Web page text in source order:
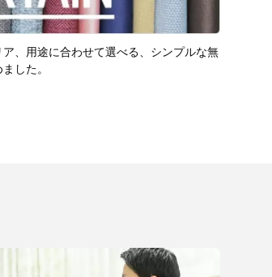
、用途に合わせて選べる、シンプルな無
した。